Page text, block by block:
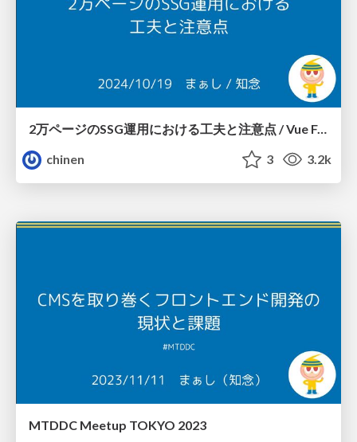
2万ページのSSG運用における工夫と注意点 / Vue Fes Japan 2024
chinen
3 3.2k
MTDDC Meetup TOKYO 2023